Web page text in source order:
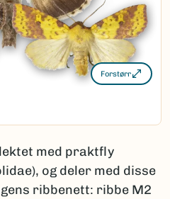
Forstørr
med praktfly
og deler med disse
ribbenett: ribbe M2